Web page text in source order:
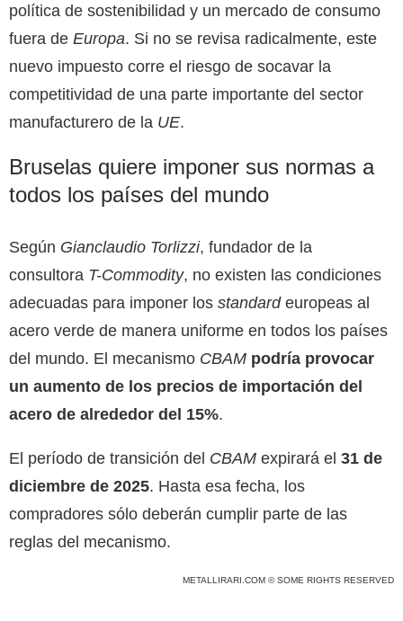
política de sostenibilidad y un mercado de consumo
fuera de Europa. Si no se revisa radicalmente, este
nuevo impuesto corre el riesgo de socavar la
competitividad de una parte importante del sector
manufacturero de la UE.
Bruselas quiere imponer sus normas a
todos los países del mundo
Según Gianclaudio Torlizzi, fundador de la
consultora T-Commodity, no existen las condiciones
adecuadas para imponer los standardeuropeas al
acero verde de manera uniforme en todos los países
del mundo. El mecanismo CBAM podría provocar
un aumento de los precios de importación del
acero de alrededor del 15%.
El período de transición del CBAM expirará el 31 de
diciembre de 2025. Hasta esa fecha, los
compradores sólo deberán cumplir parte de las
reglas del mecanismo.
METALLIRARI.COM © SOME RIGHTS RESERVED